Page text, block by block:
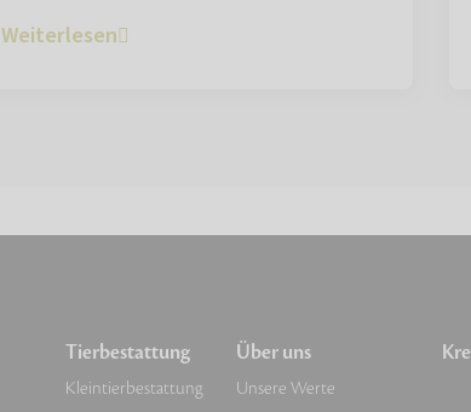
Weiterlesen
Tierbestattung
Kleintierbestattung
Über uns
Unsere Werte